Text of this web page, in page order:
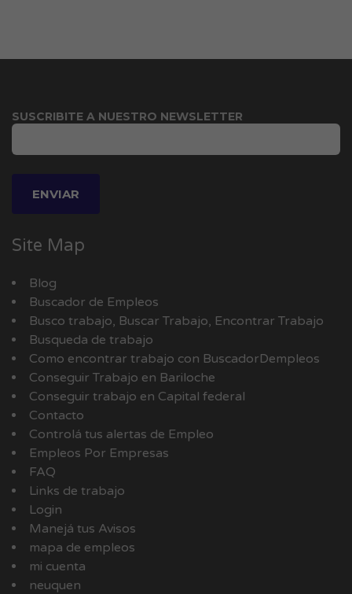
SUSCRIBITE A NUESTRO NEWSLETTER
Site Map
Blog
Buscador de Empleos
Busco trabajo, Buscar Trabajo, Encontrar Trabajo
Busqueda de trabajo
Como encontrar trabajo con BuscadorDempleos
Conseguir Trabajo en Bariloche
Conseguir trabajo en Capital federal
Contacto
Controlá tus alertas de Empleo
Empleos Por Empresas
FAQ
Links de trabajo
Login
Manejá tus Avisos
mapa de empleos
mi cuenta
neuquen